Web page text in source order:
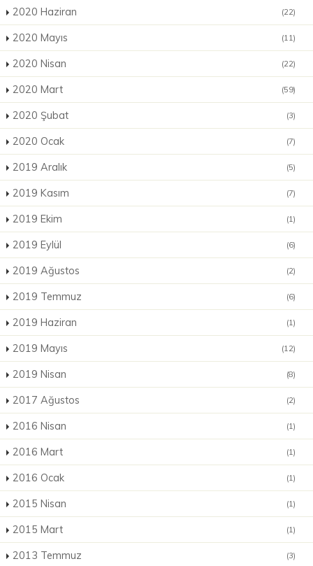
2020 Haziran (22)
2020 Mayıs (11)
2020 Nisan (22)
2020 Mart (59)
2020 Şubat (3)
2020 Ocak (7)
2019 Aralık (5)
2019 Kasım (7)
2019 Ekim (1)
2019 Eylül (6)
2019 Ağustos (2)
2019 Temmuz (6)
2019 Haziran (1)
2019 Mayıs (12)
2019 Nisan (8)
2017 Ağustos (2)
2016 Nisan (1)
2016 Mart (1)
2016 Ocak (1)
2015 Nisan (1)
2015 Mart (1)
2013 Temmuz (3)